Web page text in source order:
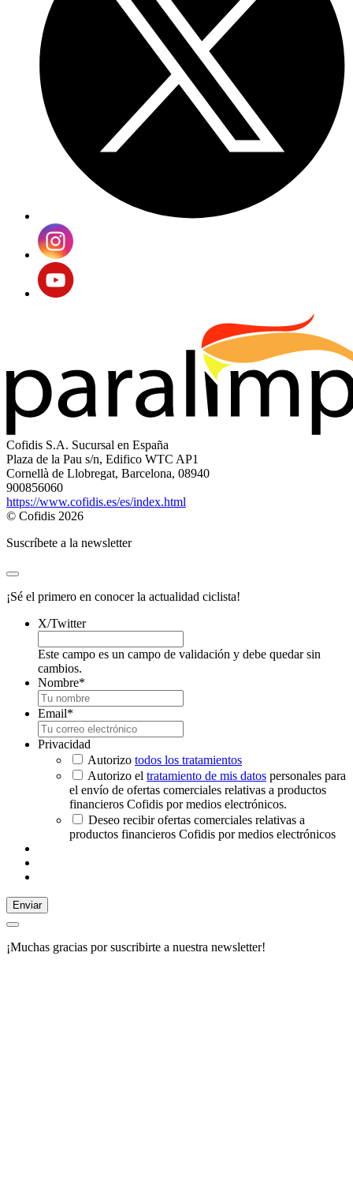
Cofidis S.A. Sucursal en España
Plaza de la Pau s/n, Edifico WTC AP1
Cornellà de Llobregat, Barcelona, 08940
900856060
https://www.cofidis.es/es/index.html
© Cofidis 2026
Suscríbete a la newsletter
¡Sé el primero en conocer la actualidad ciclista!
X/Twitter
Este campo es un campo de validación y debe quedar sin
cambios.
Nombre*
Email*
Privacidad
Autorizo todos los tratamientos
Autorizo el tratamiento de mis datos personales para
el envío de ofertas comerciales relativas a productos
financieros Cofidis por medios electrónicos.
Deseo recibir ofertas comerciales relativas a
productos financieros Cofidis por medios electrónicos
Enviar
¡Muchas gracias por suscribirte a nuestra newsletter!